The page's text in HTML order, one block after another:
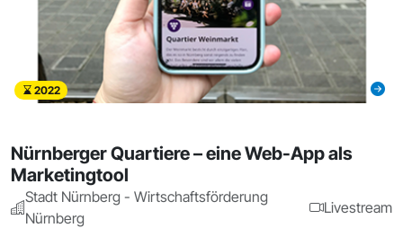
2022
Nürnberger Quartiere – eine Web-App als
Marketingtool
Stadt Nürnberg - Wirtschaftsförderung
Nürnberg
Livestream